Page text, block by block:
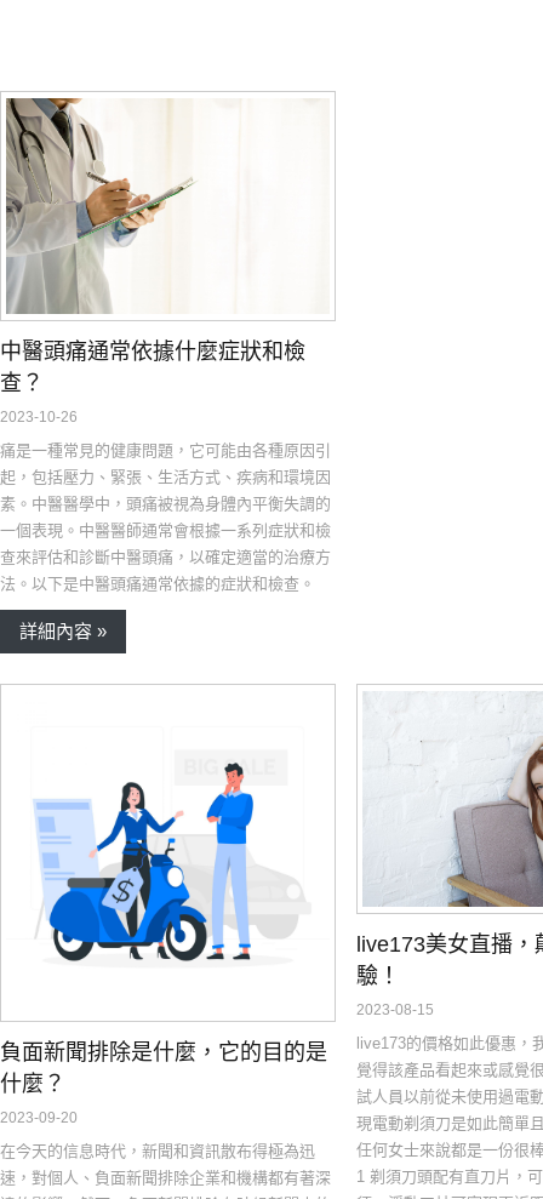
中醫頭痛通常依據什麼症狀和檢
查？
2023-10-26
痛是一種常見的健康問題，它可能由各種原因引
起，包括壓力、緊張、生活方式、疾病和環境因
素。中醫醫學中，頭痛被視為身體內平衡失調的
一個表現。中醫醫師通常會根據一系列症狀和檢
查來評估和診斷中醫頭痛，以確定適當的治療方
法。以下是中醫頭痛通常依據的症狀和檢查。
詳細內容 »
負面新聞排除是什麼，它的目的是
什麼？
2023-09-20
在今天的信息時代，新聞和資訊散布得極為迅
速，對個人、負面新聞排除企業和機構都有著深
live173美女直播
驗！
2023-08-15
live173的價格如此優惠，
覺得該產品看起來或感覺
試人員以前從未使用過電
現電動剃須刀是如此簡單
任何女士來說都是一份很
1 剃須刀頭配有直刀片，